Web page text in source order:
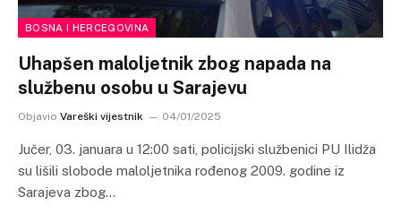
BOSNA I HERCEGOVINA
Uhapšen maloljetnik zbog napada na
službenu osobu u Sarajevu
Objavio Vareški vijestnik 04/01/2025
Jučer, 03. januara u 12:00 sati, policijski službenici PU Ilidža
su lišili slobode maloljetnika rođenog 2009. godine iz
Sarajeva zbog…